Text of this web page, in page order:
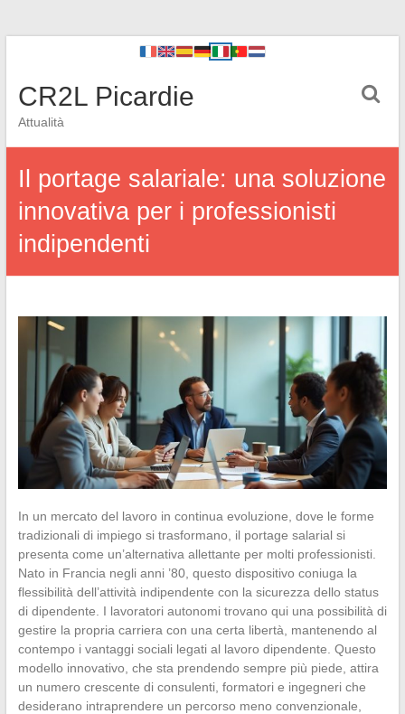
CR2L Picardie
Attualità
Il portage salariale: una soluzione
innovativa per i professionisti
indipendenti
In un mercato del lavoro in continua evoluzione, dove le forme
tradizionali di impiego si trasformano, il portage salarial si
presenta come un’alternativa allettante per molti professionisti.
Nato in Francia negli anni ’80, questo dispositivo coniuga la
flessibilità dell’attività indipendente con la sicurezza dello status
di dipendente. I lavoratori autonomi trovano qui una possibilità di
gestire la propria carriera con una certa libertà, mantenendo al
contempo i vantaggi sociali legati al lavoro dipendente. Questo
modello innovativo, che sta prendendo sempre più piede, attira
un numero crescente di consulenti, formatori e ingegneri che
desiderano intraprendere un percorso meno convenzionale,